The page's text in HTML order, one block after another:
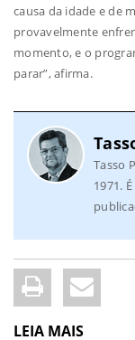
causa da idade e de
provavelmente
momento, e o
parar”, afirma.
Tasso
1971.
LEIA MAIS